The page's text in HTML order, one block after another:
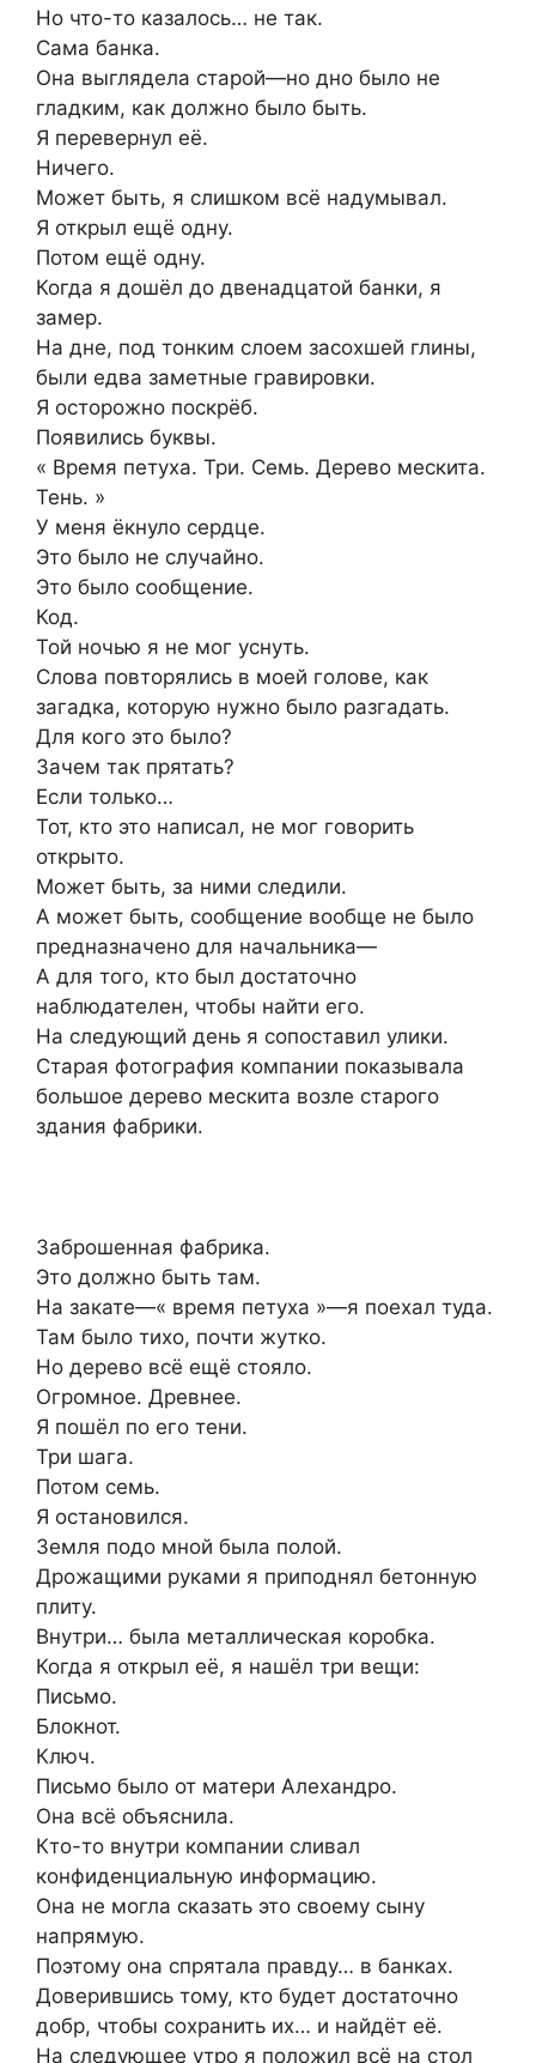
Но что-то казалось… не так.
Сама банка.
Она выглядела старой—но дно было не
гладким, как должно было быть.
Я перевернул её.
Ничего.
Может быть, я слишком всё надумывал.
Я открыл ещё одну.
Потом ещё одну.
Когда я дошёл до двенадцатой банки, я
замер.
На дне, под тонким слоем засохшей глины,
были едва заметные гравировки.
Я осторожно поскрёб.
Появились буквы.
« Время петуха. Три. Семь. Дерево мескита.
Тень. »
У меня ёкнуло сердце.
Это было не случайно.
Это было сообщение.
Код.
Той ночью я не мог уснуть.
Слова повторялись в моей голове, как
загадка, которую нужно было разгадать.
Для кого это было?
Зачем так прятать?
Если только…
Тот, кто это написал, не мог говорить
открыто.
Может быть, за ними следили.
А может быть, сообщение вообще не было
предназначено для начальника—
А для того, кто был достаточно
наблюдателен, чтобы найти его.
На следующий день я сопоставил улики.
Старая фотография компании показывала
большое дерево мескита возле старого
здания фабрики.
Заброшенная фабрика.
Это должно быть там.
На закате—« время петуха »—я поехал туда.
Там было тихо, почти жутко.
Но дерево всё ещё стояло.
Огромное. Древнее.
Я пошёл по его тени.
Три шага.
Потом семь.
Я остановился.
Земля подо мной была полой.
Дрожащими руками я приподнял бетонную
плиту.
Внутри… была металлическая коробка.
Когда я открыл её, я нашёл три вещи:
Письмо.
Блокнот.
Ключ.
Письмо было от матери Алехандро.
Она всё объяснила.
Кто-то внутри компании сливал
конфиденциальную информацию.
Она не могла сказать это своему сыну
напрямую.
Поэтому она спрятала правду… в банках.
Доверившись тому, кто будет достаточно
добр, чтобы сохранить их… и найдёт её.
На следующее утро я положил всё на стол